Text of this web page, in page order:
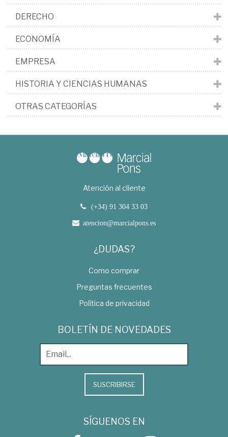
DERECHO
ECONOMÍA
EMPRESA
HISTORIA Y CIENCIAS HUMANAS
OTRAS CATEGORÍAS
Atención al cliente
(+34) 91 304 33 03
atencion@marcialpons.es
¿DUDAS?
Como comprar
Preguntas frecuentes
Política de privacidad
BOLETÍN DE NOVEDADES
SUSCRIBIRSE
SÍGUENOS EN